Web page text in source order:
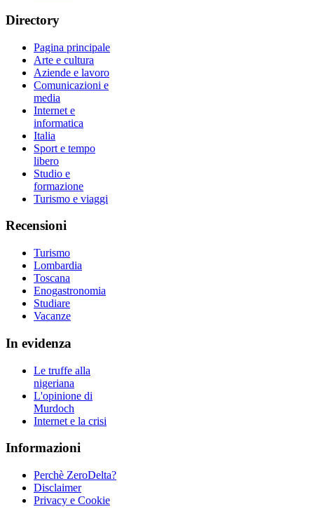
Directory
Pagina principale
Arte e cultura
Aziende e lavoro
Comunicazioni e
media
Internet e
informatica
Italia
Sport e tempo
libero
Studio e
formazione
Turismo e viaggi
Recensioni
Turismo
Lombardia
Toscana
Enogastronomia
Studiare
Vacanze
In evidenza
Le truffe alla
nigeriana
L'opinione di
Murdoch
Internet e la crisi
Informazioni
Perchè ZeroDelta?
Disclaimer
Privacy e Cookie